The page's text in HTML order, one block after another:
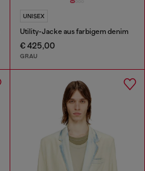
UNISEX
Utility-Jacke aus farbigem denim
€ 425,00
GRAU